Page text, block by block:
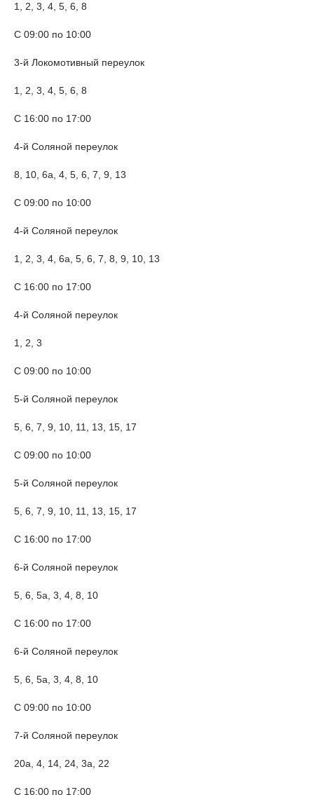
1, 2, 3, 4, 5, 6, 8
С 09:00 по 10:00
3-й Локомотивный переулок
1, 2, 3, 4, 5, 6, 8
С 16:00 по 17:00
4-й Соляной переулок
8, 10, 6а, 4, 5, 6, 7, 9, 13
С 09:00 по 10:00
4-й Соляной переулок
1, 2, 3, 4, 6а, 5, 6, 7, 8, 9, 10, 13
С 16:00 по 17:00
4-й Соляной переулок
1, 2, 3
С 09:00 по 10:00
5-й Соляной переулок
5, 6, 7, 9, 10, 11, 13, 15, 17
С 09:00 по 10:00
5-й Соляной переулок
5, 6, 7, 9, 10, 11, 13, 15, 17
С 16:00 по 17:00
6-й Соляной переулок
5, 6, 5а, 3, 4, 8, 10
С 16:00 по 17:00
6-й Соляной переулок
5, 6, 5а, 3, 4, 8, 10
С 09:00 по 10:00
7-й Соляной переулок
20а, 4, 14, 24, 3а, 22
С 16:00 по 17:00